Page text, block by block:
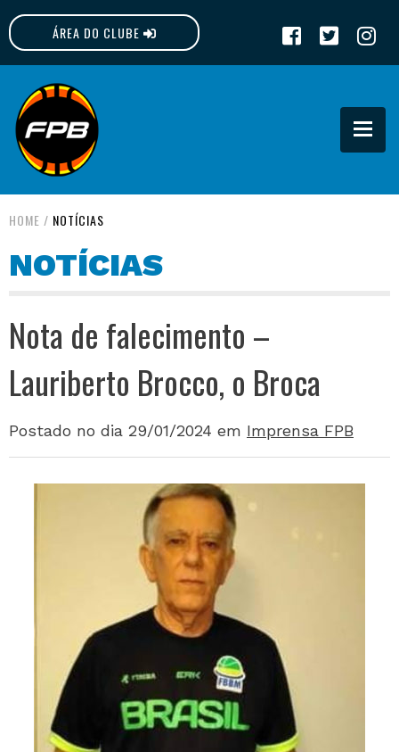
ÁREA DO CLUBE
FPB
HOME / NOTÍCIAS
NOTÍCIAS
Nota de falecimento –
Lauriberto Brocco, o Broca
Postado no dia 29/01/2024 em Imprensa FPB